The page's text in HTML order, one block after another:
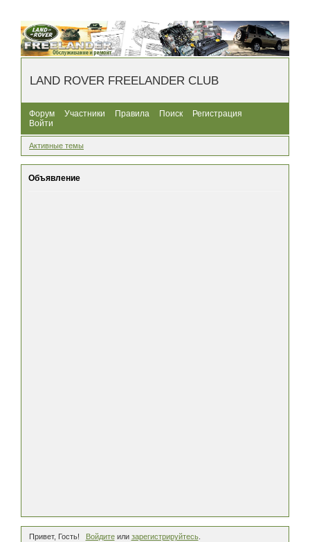
LAND ROVER FREELANDER CLUB
Форум Участники Правила Поиск
Регистрация
Войти
Активные темы
Объявление
Привет, Гость! Войдитеили зарегистрируйтесь.